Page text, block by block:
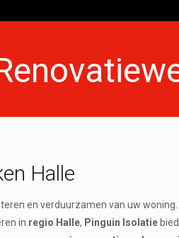
Halle
en verduurzamen van uw
in regio Halle, Pinguin Isolatie